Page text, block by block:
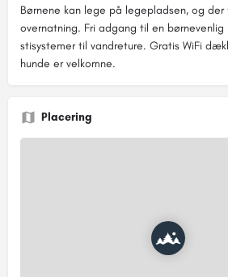
Børnene kan lege på legepladsen, og
overnatning. Fri adgang til en
stisystemer til vandreture. Gratis WiFi
hunde er velkomne.
Placering